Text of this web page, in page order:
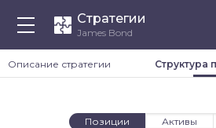
Стратегии
James Bond
Описание стратегии Структура
Позиции Активы